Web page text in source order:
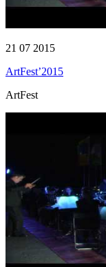
21 07 2015
ArtFest’2015
ArtFest